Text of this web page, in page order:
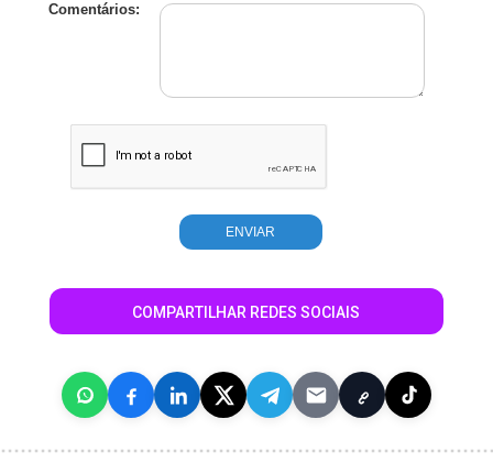
Comentários:
COMPARTILHAR REDES SOCIAIS